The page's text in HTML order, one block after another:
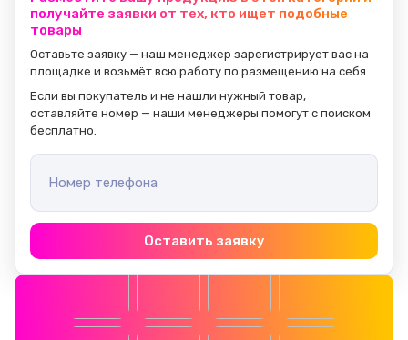
получайте заявки от тех, кто ищет подобные
товары
Оставьте заявку — наш менеджер зарегистрирует вас на
площадке и возьмёт всю работу по размещению на себя.
Если вы покупатель и не нашли нужный товар,
оставляйте номер — наши менеджеры помогут с поиском
бесплатно.
Номер телефона
Оставить заявку